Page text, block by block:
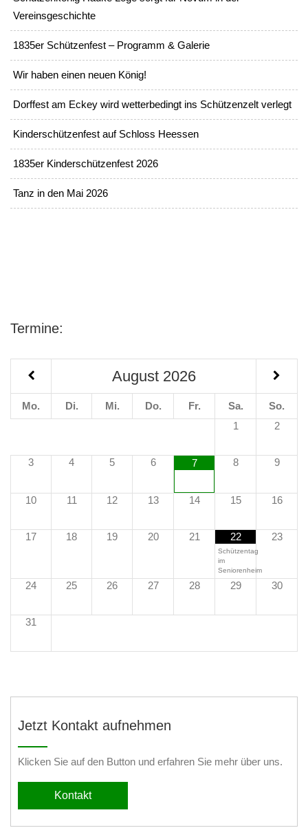
Vereinsgeschichte
1835er Schützenfest – Programm & Galerie
Wir haben einen neuen König!
Dorffest am Eckey wird wetterbedingt ins Schützenzelt verlegt
Kinderschützenfest auf Schloss Heessen
1835er Kinderschützenfest 2026
Tanz in den Mai 2026
Termine:
August 2026
Mo. Di. Mi. Do. Fr. Sa.
So.
1
2
3 4 5 6 7 8 9
10 11 12 13 14 15 16
17 18 19 20 21 22
Schützentag
im
Seniorenheim
23
24 25 26 27 28 29 30
31
Jetzt Kontakt aufnehmen
Klicken Sie auf den Button und erfahren Sie mehr über uns.
Kontakt